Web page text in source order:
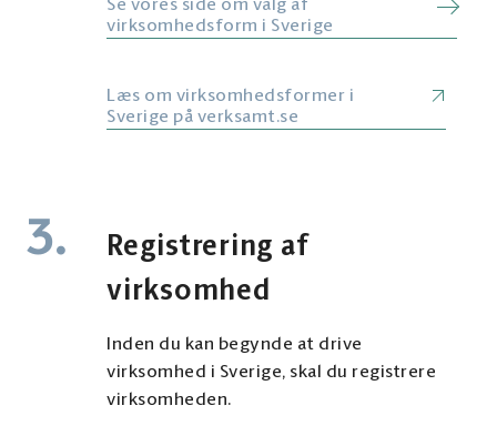
Se vores side om valg af
virksomhedsform i Sverige
Læs om virksomhedsformer i
Sverige på verksamt.se
3.
Registrering af
virksomhed
Inden du kan begynde at drive
virksomhed i Sverige, skal du registrere
virksomheden.